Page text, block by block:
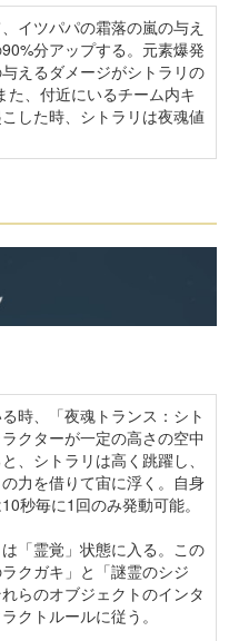
イツパパの霜落の嵐の与え
分アップする。元素爆発
えるダメージがシトラリの
た、付近にいるチーム内キ
した時、シトラリは夜魂値
時、「夜魂トランス：シト
クターが一定の高さの空中
、シトラリは高く跳躍し、
力を借りて宙に浮く。自身
秒毎に1回のみ発動可能。
「霊覚」状態に入る。この
クガキ」と「謎霊のシジ
らのオブジェクトのインタ
クトルールに従う。